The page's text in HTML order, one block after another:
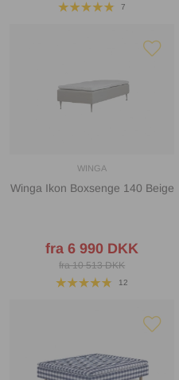
7
WINGA
Winga Ikon Boxsenge 140 Beige
fra 6 990 DKK
fra 10 513 DKK
12